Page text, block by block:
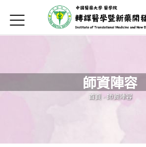
首頁
最新消息
Jump to Navigation
Jump to Main content
師資陣容
您在這裡
首頁 -師資陣容